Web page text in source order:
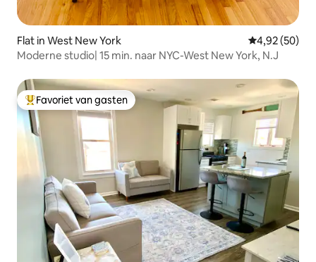
Flat in West New York Gemiddelde
4,92 (50)
Moderne studio| 15 min. naar NYC-West New York, N.J
Topfavoriet van gasten
Favoriet van gasten